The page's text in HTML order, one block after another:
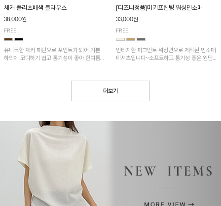
체커 플리츠배색 블라우스
38,000원
FREE
유니크한 체커 패턴으로 포인트가 되어 기본
하의에 코디하기 쉽고 통기성이 좋아 한여름에
[디즈니정품]미키프린팅 워싱민소매
33,000원
FREE
빈티지한 피그먼트 워싱면으로 제작된 민소매
티셔츠입니다~소프트하고 통기성 좋은 원단
더보기